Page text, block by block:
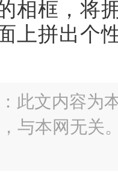
框，将拥
上拼出个
此文内容为
与本网无关